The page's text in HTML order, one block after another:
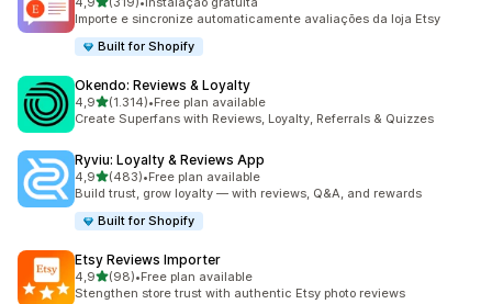
319 total de avaliações
Importe e sincronize automaticamente avaliações da loja Etsy
Built for Shopify
Okendo: Reviews & Loyalty
4,9de 5 estrelas
(1.314)
1314 total de avaliações
•Free plan available
Create Superfans with Reviews, Loyalty, Referrals & Quizzes
Ryviu: Loyalty & Reviews App
4,9de 5 estrelas
(483)
483 total de avaliações
•Free plan available
Build trust, grow loyalty — with reviews, Q&A, and rewards
Built for Shopify
Etsy Reviews Importer
4,9de 5 estrelas
(98)
98 total de avaliações
•Free plan available
Stengthen store trust with authentic Etsy photo reviews